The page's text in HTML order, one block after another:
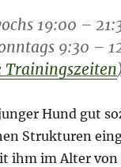
19:00 –
9:30 –
Trainingszeiten
Hund gut
Strukturen
ihm im Alter von